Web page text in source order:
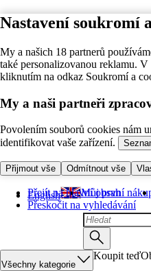
Nastavení soukromí
My a našich 18 partnerů
také personalizovanou reklamu.
kliknutím na odkaz Soukromí a
My a naši partneři
Povolením souborů cookies nám
identifikovat vaše zařízení.
Přijmout vše Odmítnout vše
Přejít na hlavní obsah
Přeskočit na vyhledávání
English Můj první
Všechny kategorie
Koupit teď